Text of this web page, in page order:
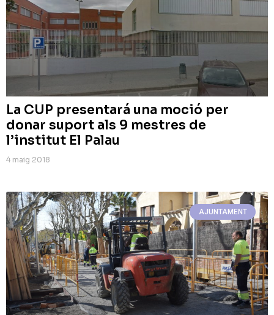
La CUP presentará una moció per
donar suport als 9 mestres de
l’institut El Palau
4 maig 2018
AJUNTAMENT